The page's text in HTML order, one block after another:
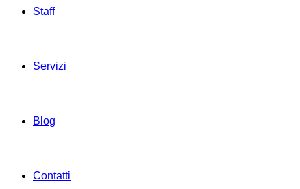
Staff
Servizi
Blog
Contatti